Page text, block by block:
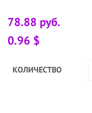
78.88 руб.
0.96 $
КОЛИЧЕСТВО